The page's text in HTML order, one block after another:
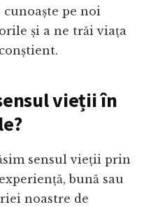
pe noi
și a ne trăi viața
vieții în
sensul vieții prin
bună sau
noastre de